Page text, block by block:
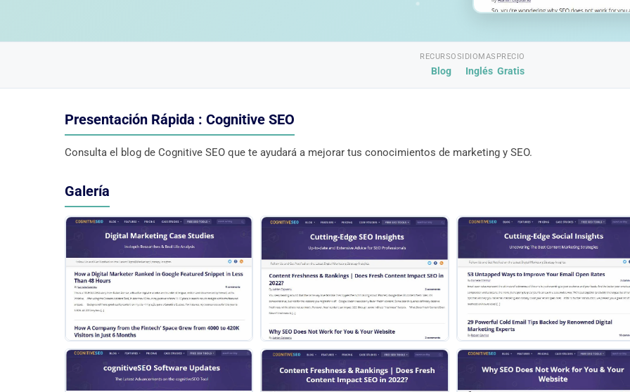
RECURSOS
Blog
IDIOMAS
Inglés
PRECIO
Gratis
Presentación Rápida : Cognitive SEO
Consulta el blog de Cognitive SEO que te ayudará a mejorar tus conocimientos de marketing y SEO.
Galería